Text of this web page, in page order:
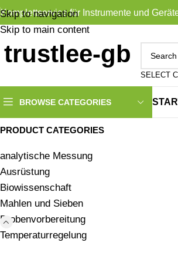
Skip to navigation
Skip to main content
Komplettservice für Instrumente und
SELECT
BROWSE CATEGORIES
PRODUCT CATEGORIES
analytische Messung
Ausrüstung
Biowissenschaft
Mahlen und Sieben
Probenvorbereitung
Temperaturregelung